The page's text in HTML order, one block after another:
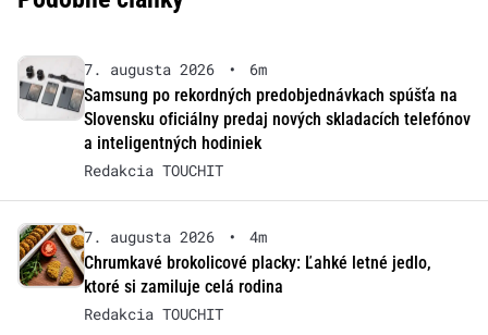
7. augusta 2026 •
6m
Samsung po rekordných predobjednávkach spúšťa na
Slovensku oficiálny predaj nových skladacích telefónov
a inteligentných hodiniek
Redakcia TOUCHIT
7. augusta 2026 •
4m
Chrumkavé brokolicové placky: Ľahké letné jedlo,
ktoré si zamiluje celá rodina
Redakcia TOUCHIT